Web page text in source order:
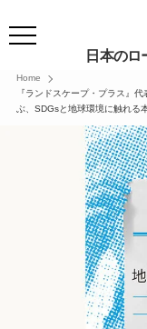
日本のロ
Home
『ランドスケープ・プラス』
ぶ、SDGsと地球環境に触れる